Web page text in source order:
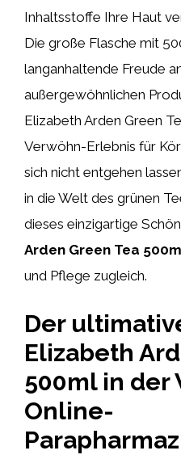
Inhaltsstoffe Ihre Haut
Die große Flasche mit
langanhaltende Freude
außergewöhnlichen
Elizabeth Arden Green
Verwöhn-Erlebnis für
sich nicht entgehen
in die Welt des grünen
dieses einzigartige
Arden Green Tea
und Pflege zugleich.
Der
Elizabeth
500ml in der
Online-